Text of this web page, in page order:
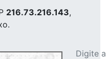
216.73.216.143,
Digite